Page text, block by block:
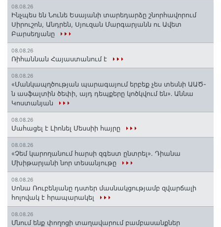
08.08.26
Ինչպես են Նունե Եսայանի տարեդարձը շնորհավորում
Սիրուշոն, Անդրեն, Սյուզան Մարգարյանն ու Ավետ
Բարսեղյանը
08.08.26
Ռիհաննան Հայաստանում է
08.08.26
«Մանկապղծության պարագայում երբեք չես տեսնի ԱԱԾ-
ն ասֆալտին ծեփի, այդ դեպքերը կոծկվում են»․ Աննա
Կոստանյան
08.08.26
Մահացել է Լիոնել Մեսսիի հայրը
08.08.26
«Չեմ կարողանում հարսի զգեստ ընտրել». Դիանա
Մխիթարյանի նոր տեսանյութը
08.08.26
Սոնա Ռուբենյանը դստեր մասնակցությամբ զվարճալի
հոլովակ է հրապարակել
08.08.26
Մնում ենք փողոցի տաղավարում բամբասանքներ